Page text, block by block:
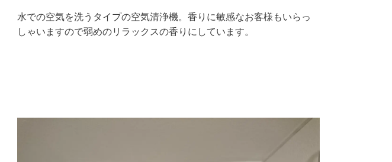
水での空気を洗うタイプの空気清浄機。香りに敏感なお客様もいらっ
しゃいますので弱めのリラックスの香りにしています。